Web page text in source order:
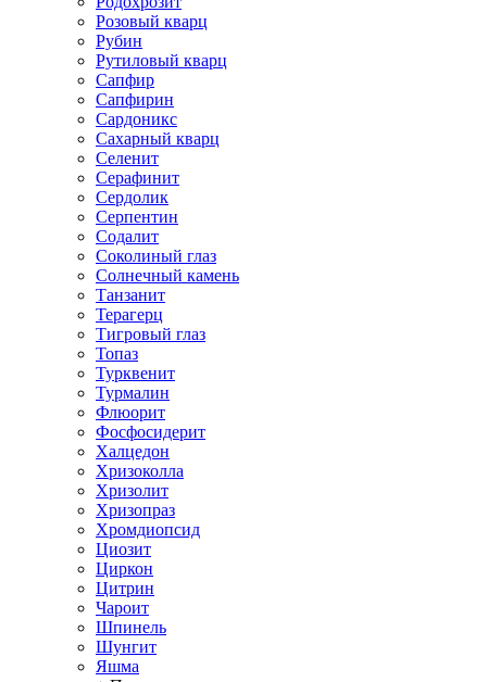
Розовый кварц
Рубин
Рутиловый кварц
Сапфир
Сапфирин
Сардоникс
Сахарный кварц
Селенит
Серафинит
Сердолик
Серпентин
Содалит
Соколиный глаз
Солнечный камень
Танзанит
Терагерц
Тигровый глаз
Топаз
Турквенит
Турмалин
Флюорит
Фосфосидерит
Халцедон
Хризоколла
Хризолит
Хризопраз
Хромдиопсид
Циозит
Циркон
Цитрин
Чароит
Шпинель
Шунгит
Яшма